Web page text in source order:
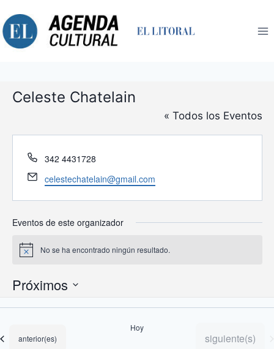
al
contenido
Celeste Chatelain
« Todos los Eventos
Teléfono
342 4431728
Email
celestechatelain@gmail.com
Eventos de este organizador
Aviso No se ha encontrado ningún resultado.
Próximos
fecha.
Eventos
anterior(es)
Hoy
Eventos
siguiente(s)